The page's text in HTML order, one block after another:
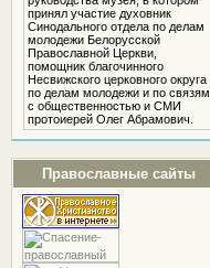
принял участие духовник
Cинодального отдела по делам
молодежи Белорусской
Православной Церкви,
помощник благочинного
Несвижского церковного округа
по делам молодежи и по связям
с общественностью и СМИ
протоиерей Олег Абрамович.
Православные сайты